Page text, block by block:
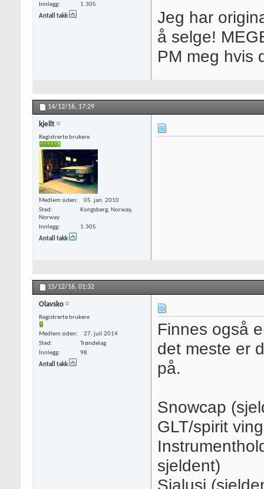
Innlegg
1.305
Antall takk
Jeg har
å selge!
PM meg hvis
14/12/16, 17:29
kjellt
Registrerte brukere
Medlem siden
05. jan. 2010
Sted
Kongsberg, Norway,
Norway
Innlegg
1.305
Antall takk
15/12/16, 01:32
Olavsko
Registrerte brukere
Medlem siden
27. juli 2014
Sted
Trøndelag
Innlegg
98
Antall takk
Finnes også
det meste er
på.
Snowcap
GLT/spirit
sjeldent)
Sjalusi